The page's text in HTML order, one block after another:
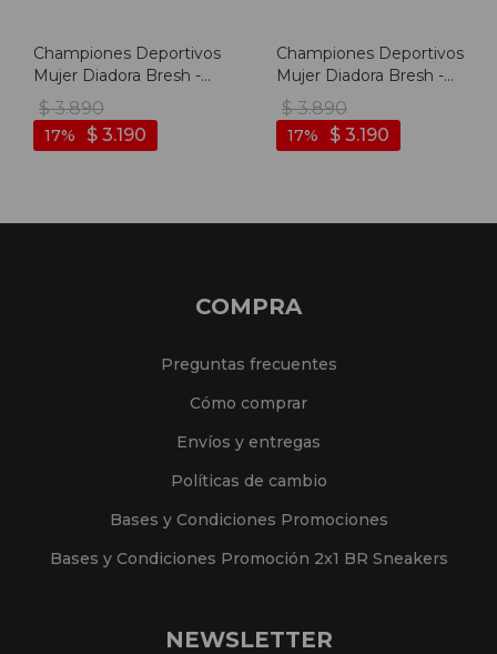
Championes Deportivos
Mujer Diadora Bresh -
Bordo
$ 3.890
$ 3.190
17
Championes Deportivos
Mujer Diadora Bresh -
Blanco
$ 3.890
$ 3.190
17
COMPRA
Preguntas frecuentes
Cómo comprar
Envíos y entregas
Políticas de cambio
Bases y Condiciones Promociones
Bases y Condiciones Promoción 2x1 BR Sneakers
NEWSLETTER